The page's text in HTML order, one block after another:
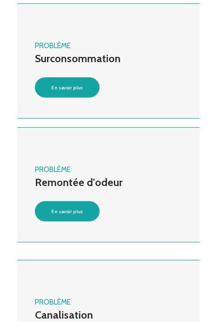
PROBLÈME
Surconsommation
En savoir plus
PROBLÈME
Remontée d'odeur
En savoir plus
PROBLÈME
Canalisation